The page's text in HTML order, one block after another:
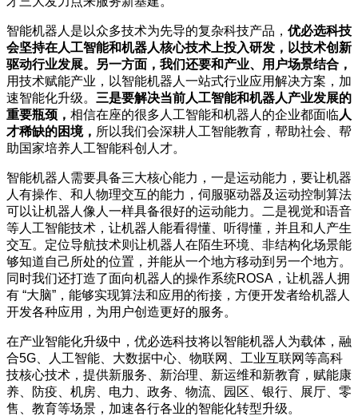
智能机器人是以众多技术为先导的复杂科技产品， 优必选科技
会坚持在人工智能和机器人核心技术上投入研发，以技术创新
驱动行业发展。另一方面，我们还要和产业、用户场景结合，
用技术赋能产业，以智能机器人一站式行业应用解决方案，加
速智能化升级。 三是要解决当前人工智能和机器人产业发展的
重要瓶颈， 相信在座的很多人工智能和机器人的企业都面临 人
才稀缺的困境， 所以我们会深耕人工智能教育，帮助社会、帮
助国家培养人工智能科创人才。
智能机器人需要具备三大核心能力，一是运动能力，要让机器
人有操作、和人物理交互的能力，伺服驱动器及运动控制算法
可以让机器人像人一样具备很好的运动能力。二是视觉和语音
等人工智能技术，让机器人能看得懂、听得懂，并且和人产生
交互。定位导航技术则让机器人在陌生环境、非结构化场景能
够知道自己所处的位置，并能从一个地方移动到另一个地方。
同时我们还打造了面向机器人的操作系统ROSA，让机器人拥
有 “大脑”，能够实现算法和应用的衔接，方便开发者给机器人
开发各种应用，为用户创造更好的服务。
在产业智能化升级中，优必选科技将以智能机器人为载体，融
合5G、人工智能、大数据中心、物联网、工业互联网等高科
技核心技术，提供新服务、新治理、新运维和新教育，赋能康
养、防疫、机房、电力、政务、物流、园区、银行、展厅、零
售、教育等场景，加速各行各业的智能化转型升级。